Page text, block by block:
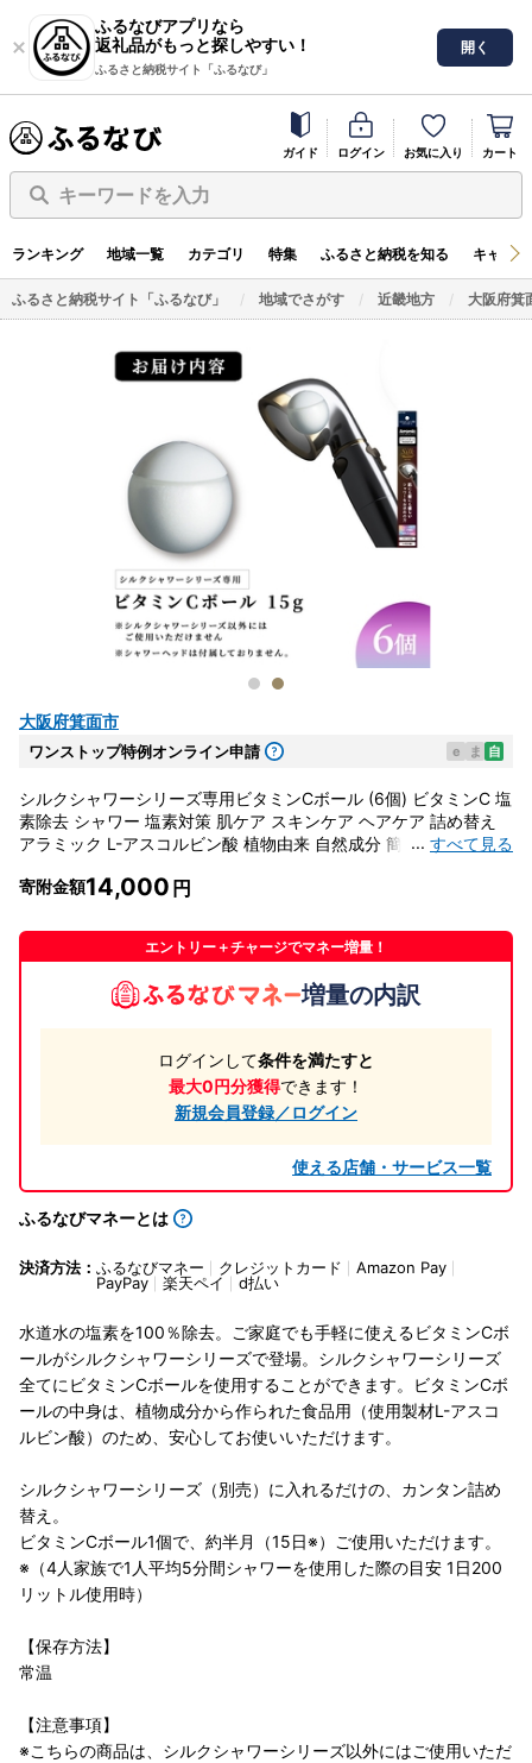
ふるなびアプリなら
返礼品がもっと探しやすい！
ふるさと納税サイト「ふるなび」
開く
ガイド ログイン お気に入り カート
キーワードを入力
ランキング 地域一覧 カテゴリ 特集 ふるさと納税を知る キャン
ふるさと納税サイト「ふるなび」 地域でさがす 近畿地方 大阪府箕
大阪府箕面市
ワンストップ特例オンライン申請 e ま 自
シルクシャワーシリーズ専用ビタミンCボール (6個) ビタミンC 塩
素除去 シャワー 塩素対策 肌ケア スキンケア ヘアケア 詰め替え
アラミック L-アスコルビン酸 植物由来 自然成分 簡単交換 日本製
... すべて見る
寄附金額14,000
エントリー＋チャージでマネー増量！
増量の内訳
ログインして条件を満たすと
最大0円分獲得できます！
新規会員登録／ログイン
使える店舗・サービス一覧
ふるなびマネーとは
決済方法： ふるなびマネー クレジットカード
Amazon Pay
PayPay
楽天ペイ d払い
水道水の塩素を100％除去。ご家庭でも手軽に使えるビタミンCボ
ールがシルクシャワーシリーズで登場。シルクシャワーシリーズ
全てにビタミンCボールを使用することができます。ビタミンCボ
ールの中身は、植物成分から作られた食品用（使用製材L-アスコ
ルビン酸）のため、安心してお使いいただけます。
シルクシャワーシリーズ（別売）に入れるだけの、カンタン詰め
替え。
ビタミンCボール1個で、約半月（15日※）ご使用いただけます。
※（4人家族で1人平均5分間シャワーを使用した際の目安 1日200
リットル使用時）
【保存方法】
常温
【注意事項】
※こちらの商品は、シルクシャワーシリーズ以外にはご使用いただ